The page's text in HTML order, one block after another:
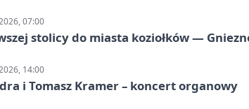
07:00
stolicy do miasta koziołków —
14:00
i Tomasz Kramer – koncert organowy